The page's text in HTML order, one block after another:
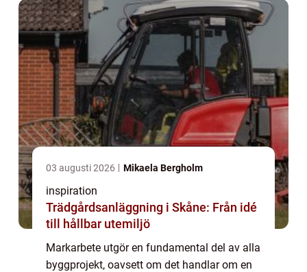
03 augusti 2026 Mikaela Bergholm
inspiration
Trädgårdsanläggning i Skåne: Från idé
till hållbar utemiljö
Markarbete utgör en fundamental del av alla
byggprojekt, oavsett om det handlar om en